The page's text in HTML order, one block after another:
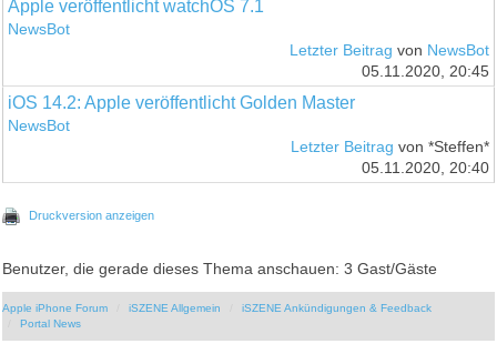
Apple veröffentlicht watchOS 7.1
NewsBot
Letzter Beitrag von NewsBot
05.11.2020, 20:45
iOS 14.2: Apple veröffentlicht Golden Master
NewsBot
Letzter Beitrag von *Steffen*
05.11.2020, 20:40
Druckversion anzeigen
Benutzer, die gerade dieses Thema anschauen: 3 Gast/Gäste
Apple iPhone Forum iSZENE Allgemein
iSZENE Ankündigungen & Feedback
Portal News